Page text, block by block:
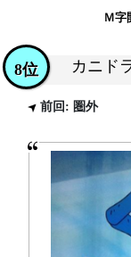
Ｍ字
カニド
8位
前回: 圏外